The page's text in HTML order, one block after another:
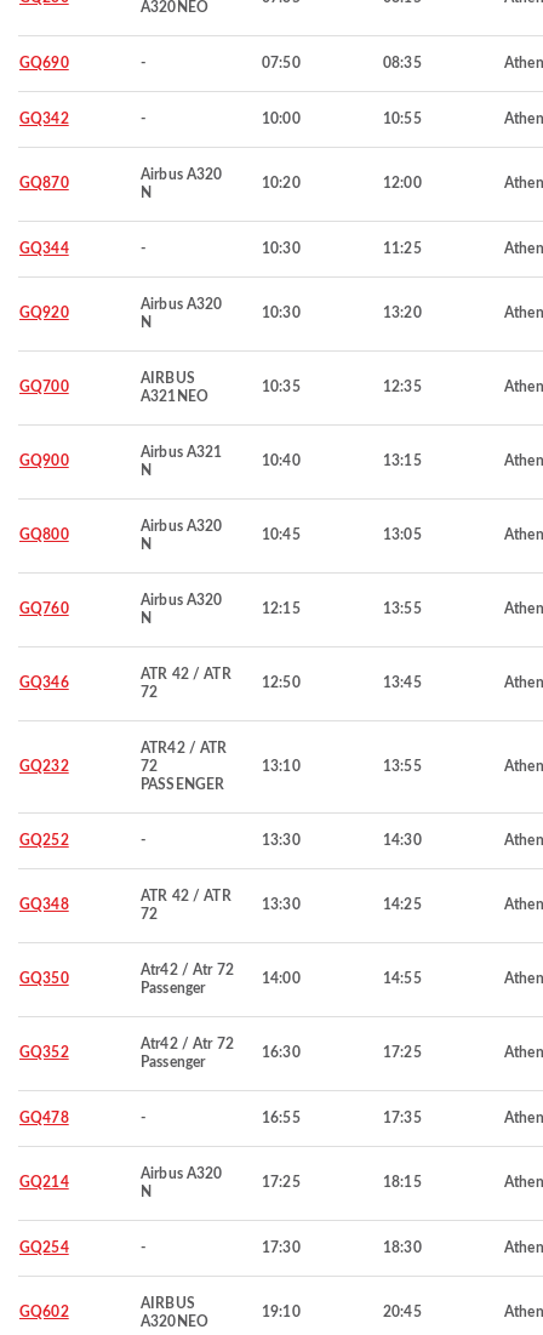
A320NEO
GQ690 - 07:50 08:35
GQ342 - 10:00 10:55
GQ870
Airbus A320
N
10:20 12:00
GQ344 - 10:30 11:25
GQ920
Airbus A320
N
10:30 13:20
GQ700
AIRBUS
A321NEO
10:35 12:35
GQ900
Airbus A321
N
10:40 13:15
GQ800
Airbus A320
N
10:45 13:05
GQ760
Airbus A320
N
12:15 13:55
GQ346
ATR 42 / ATR
72
12:50 13:45
GQ232
ATR42 / ATR
72
PASSENGER
13:10 13:55
GQ252 - 13:30 14:30
GQ348
ATR 42 / ATR
72
13:30 14:25
GQ350
Atr42 / Atr 72
Passenger
14:00 14:55
GQ352
Atr42 / Atr 72
Passenger
16:30 17:25
GQ478 - 16:55 17:35
GQ214
Airbus A320
N
17:25 18:15
GQ254 - 17:30 18:30
GQ602
AIRBUS
A320NEO
19:10 20:45